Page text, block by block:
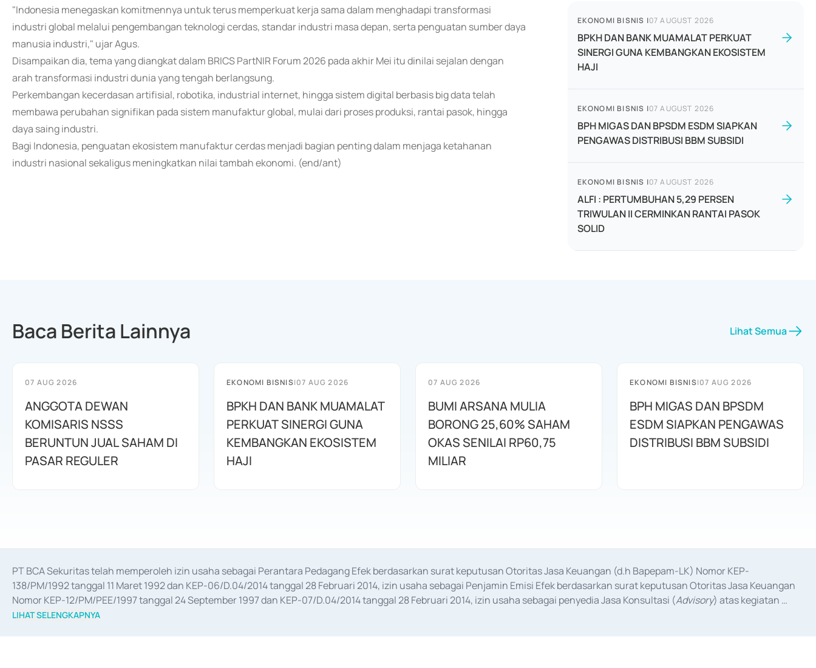
"Indonesia menegaskan komitmennya untuk terus memperkuat kerja sama dalam menghadapi transformasi
industri global melalui pengembangan teknologi cerdas, standar industri masa depan, serta penguatan sumber daya
manusia industri," ujar Agus.
Disampaikan dia, tema yang diangkat dalam BRICS PartNIR Forum 2026 pada akhir Mei itu dinilai sejalan dengan
arah transformasi industri dunia yang tengah berlangsung.
Perkembangan kecerdasan artifisial, robotika, industrial internet, hingga sistem digital berbasis big data telah
membawa perubahan signifikan pada sistem manufaktur global, mulai dari proses produksi, rantai pasok, hingga
daya saing industri.
Bagi Indonesia, penguatan ekosistem manufaktur cerdas menjadi bagian penting dalam menjaga ketahanan
industri nasional sekaligus meningkatkan nilai tambah ekonomi. (end/ant)
EKONOMI BISNIS |07 AUGUST 2026
BPKH DAN BANK MUAMALAT PERKUAT
SINERGI GUNA KEMBANGKAN EKOSISTEM
HAJI
EKONOMI BISNIS |07 AUGUST 2026
BPH MIGAS DAN BPSDM ESDM SIAPKAN
PENGAWAS DISTRIBUSI BBM SUBSIDI
EKONOMI BISNIS |07 AUGUST 2026
ALFI : PERTUMBUHAN 5,29 PERSEN
TRIWULAN II CERMINKAN RANTAI PASOK
SOLID
Baca Berita Lainnya Lihat Semua
07 AUG 2026
ANGGOTA DEWAN
KOMISARIS NSSS
BERUNTUN JUAL SAHAM DI
PASAR REGULER
EKONOMI BISNIS|07 AUG 2026
BPKH DAN BANK MUAMALAT
PERKUAT SINERGI GUNA
KEMBANGKAN EKOSISTEM
HAJI
07 AUG 2026
BUMI ARSANA MULIA
BORONG 25,60% SAHAM
OKAS SENILAI RP60,75
MILIAR
EKONOMI BISNIS|07 AUG 2026
BPH MIGAS DAN BPSDM
ESDM SIAPKAN PENGAWAS
DISTRIBUSI BBM SUBSIDI
PT BCA Sekuritas telah memperoleh izin usaha sebagai Perantara Pedagang Efek berdasarkan surat keputusan Otoritas Jasa Keuangan (d.h Bapepam-LK) Nomor KEP-
138/PM/1992 tanggal 11 Maret 1992 dan KEP-06/D.04/2014 tanggal 28 Februari 2014, izin usaha sebagai Penjamin Emisi Efek berdasarkan surat keputusan Otoritas Jasa Keuangan
Nomor KEP-12/PM/PEE/1997 tanggal 24 September 1997 dan KEP-07/D.04/2014 tanggal 28 Februari 2014, izin usaha sebagai penyedia Jasa Konsultasi (Advisory) atas kegiatan
merger, akuisisi, divestasi, dan
LIHAT SELENGKAPNYA